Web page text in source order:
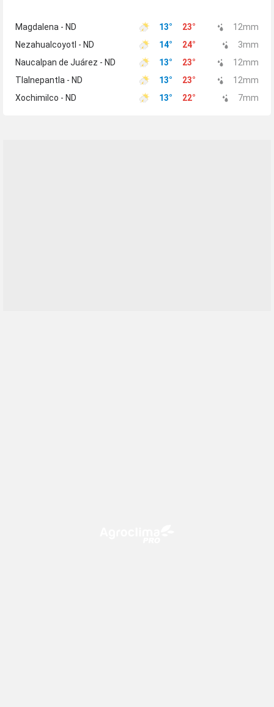
Magdalena - ND 13° 23° 12mm
Nezahualcoyotl - ND
14° 24° 3mm
Naucalpan de Juárez - ND
13° 23° 12mm
Tlalnepantla - ND
13° 23° 12mm
Xochimilco - ND
13° 22° 7mm